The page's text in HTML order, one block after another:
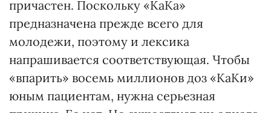
причастен. Поскольку «КаКа»
предназначена прежде всего для
молодежи, поэтому и лексика
напрашивается соответствующая. Чтобы
«впарить» восемь миллионов доз «КаКи»
юным пациентам, нужна серьезная